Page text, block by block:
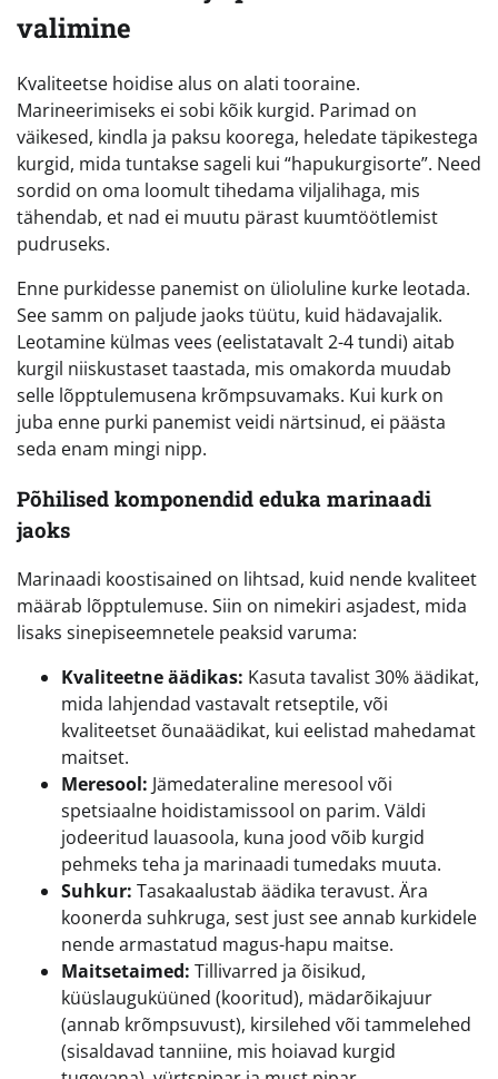
valimine
Kvaliteetse hoidise alus on alati tooraine.
Marineerimiseks ei sobi kõik kurgid. Parimad on
väikesed, kindla ja paksu koorega, heledate täpikestega
kurgid, mida tuntakse sageli kui “hapukurgisorte”. Need
sordid on oma loomult tihedama viljalihaga, mis
tähendab, et nad ei muutu pärast kuumtöötlemist
pudruseks.
Enne purkidesse panemist on ülioluline kurke leotada.
See samm on paljude jaoks tüütu, kuid hädavajalik.
Leotamine külmas vees (eelistatavalt 2-4 tundi) aitab
kurgil niiskustaset taastada, mis omakorda muudab
selle lõpptulemusena krõmpsuvamaks. Kui kurk on
juba enne purki panemist veidi närtsinud, ei päästa
seda enam mingi nipp.
Põhilised komponendid eduka marinaadi
jaoks
Marinaadi koostisained on lihtsad, kuid nende kvaliteet
määrab lõpptulemuse. Siin on nimekiri asjadest, mida
lisaks sinepiseemnetele peaksid varuma:
Kvaliteetne äädikas: Kasuta tavalist 30% äädikat,
mida lahjendad vastavalt retseptile, või
kvaliteetset õunaäädikat, kui eelistad mahedamat
maitset.
Meresool: Jämedateraline meresool või
spetsiaalne hoidistamissool on parim. Väldi
jodeeritud lauasoola, kuna jood võib kurgid
pehmeks teha ja marinaadi tumedaks muuta.
Suhkur: Tasakaalustab äädika teravust. Ära
koonerda suhkruga, sest just see annab kurkidele
nende armastatud magus-hapu maitse.
Maitsetaimed: Tillivarred ja õisikud,
küüslauguküüned (kooritud), mädarõikajuur
(annab krõmpsuvust), kirsilehed või tammelehed
(sisaldavad tanniine, mis hoiavad kurgid